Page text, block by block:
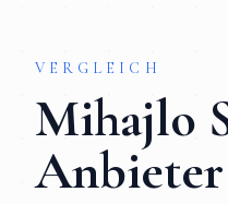
VERGLEICH
Mihajlo